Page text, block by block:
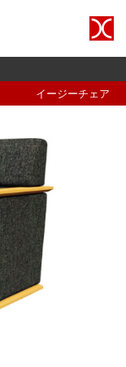
イージーチェア